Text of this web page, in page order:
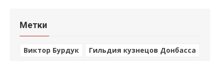
Метки
Виктор Бурдук
Гильдия кузнецов Донбасса